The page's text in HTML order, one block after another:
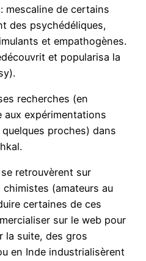
mescaline de certains
des psychédéliques,
et empathogènes.
et popularisa la
recherches (en
aux expérimentations
proches) dans
retrouvèrent sur
(amateurs au
certaines de ces
sur le web pour
la suite, des gros
en Inde industrialisèrent